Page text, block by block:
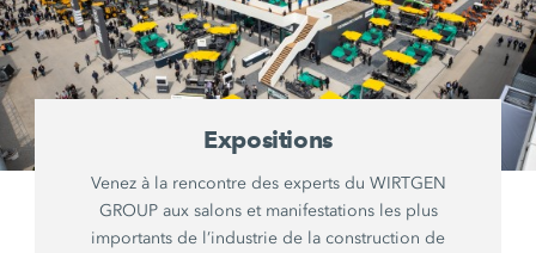
Expositions
Venez à la rencontre des experts du WIRTGEN
GROUP aux salons et manifestations les plus
importants de l’industrie de la construction de